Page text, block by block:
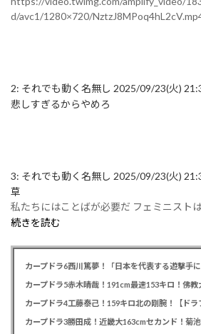
d/avc1/1280×720/
2: それでも動く名無し 2025/09/23(火)
悲しすぎるからやめろ
3: それでも動く名無し 2025/09/23(火)
草
私たちにはことばが必要だ フェミニスト
続きを読む
カープドラ4工藤泰己！159キロ北の剛腕！【ドラ